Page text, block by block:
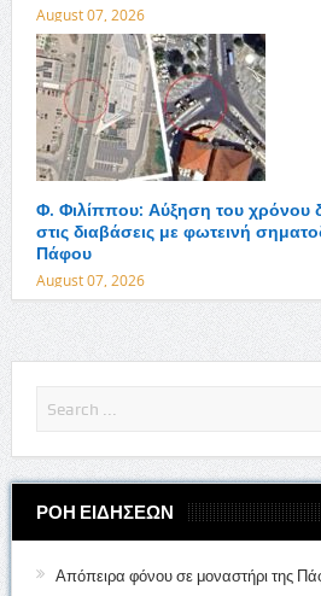
August 07, 2026
Φ. Φιλίππου: Αύξηση του χρόνου
στις διαβάσεις με φωτεινή
Πάφου
August 07, 2026
ΡΟΗ ΕΙΔΗΣΕΩΝ
Απόπειρα φόνου σε μοναστήρι της